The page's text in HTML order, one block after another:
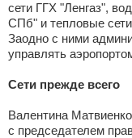
сети ГГХ "Ленгаз",
СПб" и тепловые
Заодно с ними
управлять
Сети прежде всего
Валентина
с председателем